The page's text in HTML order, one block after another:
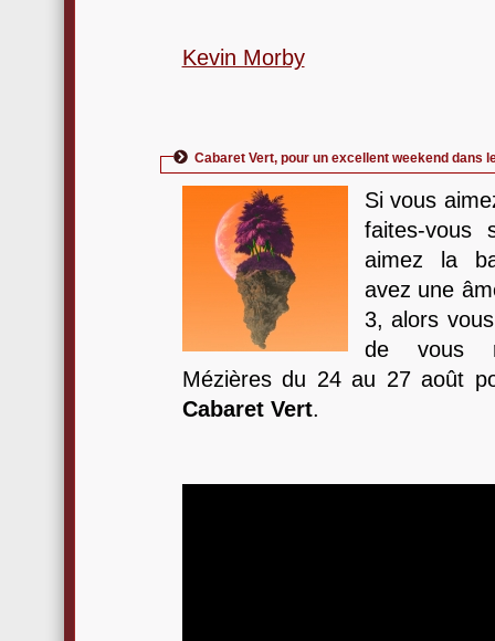
Kevin Morby
Cabaret Vert, pour un excellent weekend dans
Si vous
faites-vous
aimez la
avez une
3, alors
de vous
Mézières du 24 au 27 août
Cabaret Vert.